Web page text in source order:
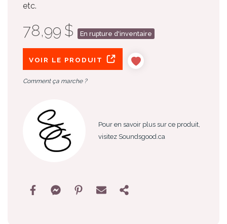
etc.
78,99 $ En rupture d'inventaire
VOIR LE PRODUIT
Comment ça marche ?
Pour en savoir plus sur ce produit,
visitez Soundsgood.ca